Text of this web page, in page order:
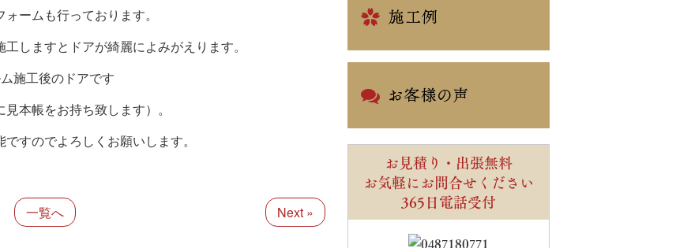
ームも行っております。
しますとドアが綺麗によみがえります。
施工後のドアです
本帳をお持ち致します）。
すのでよろしくお願いします。
一覧へ Next »
お見積り・出張無料
お気軽にお問合せください
365日電話受付